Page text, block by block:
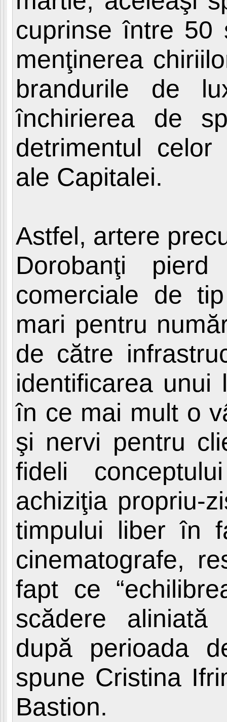
cuprinse între
menţinerea
brandurile de
închirierea de
detrimentul
ale Capitalei.
Astfel, artere
Dorobanţi
comerciale de
mari pentru
de către
identificarea
în ce mai mult o
şi nervi pentru
fideli
achiziţia propriu-
timpului liber în
cinematografe,
fapt ce
scădere aliniată
după perioada
spune Cristina
Bastion.